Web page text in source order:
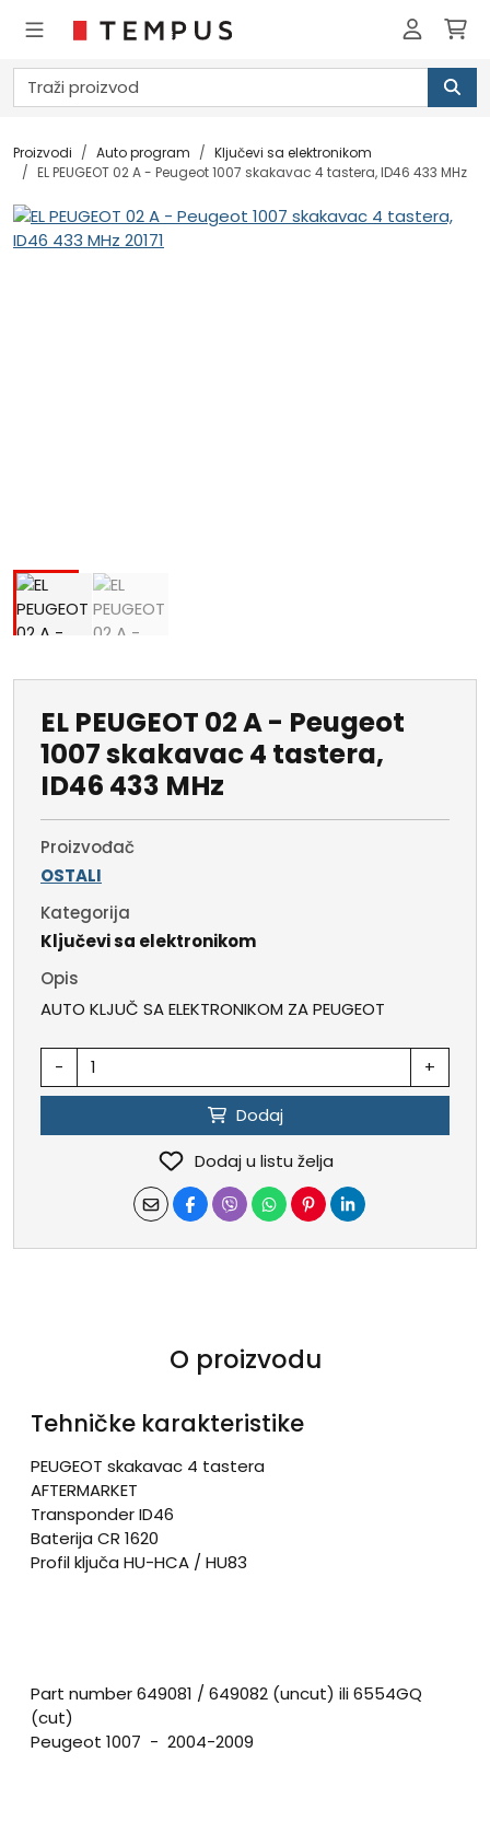
Proizvodi Auto program
Ključevi sa elektronikom
EL PEUGEOT 02 A - Peugeot 1007 skakavac 4 tastera, ID46 433 MHz
EL PEUGEOT 02 A - Peugeot
1007 skakavac 4 tastera,
ID46 433 MHz
Proizvođač
OSTALI
Kategorija
Ključevi sa elektronikom
Opis
AUTO KLJUČ SA ELEKTRONIKOM ZA PEUGEOT
- +
Dodaj
Dodaj u listu želja
O proizvodu
Tehničke karakteristike
PEUGEOT skakavac 4 tastera
AFTERMARKET
Transponder ID46
Baterija CR 1620
Profil ključa HU-HCA / HU83
Part number 649081 / 649082 (uncut) ili 6554GQ
(cut)
Peugeot 1007 - 2004-2009